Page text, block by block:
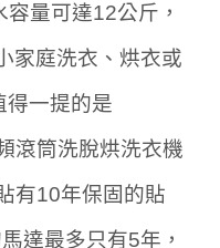
量可達12公斤，
家庭洗衣、烘衣或
得一提的是
滾筒洗脫烘洗衣機
有10年保固的貼
達最多只有5年，